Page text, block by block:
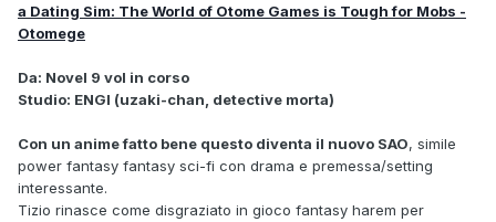
a Dating Sim: The World of Otome Games is Tough for Mobs -
Otomege
Da: Novel 9 vol in corso
Studio: ENGI (uzaki-chan, detective morta)
Con un anime fatto bene questo diventa il nuovo SAO, simile
power fantasy fantasy sci-fi con drama e premessa/setting
interessante.
Tizio rinasce come disgraziato in gioco fantasy harem per